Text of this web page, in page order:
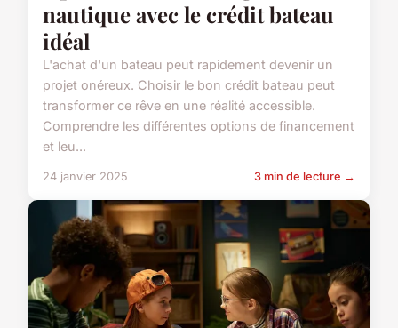
nautique avec le crédit bateau
idéal
L'achat d'un bateau peut rapidement devenir un
projet onéreux. Choisir le bon crédit bateau peut
transformer ce rêve en une réalité accessible.
Comprendre les différentes options de financement
et leu...
24 janvier 2025 3 min de lecture →